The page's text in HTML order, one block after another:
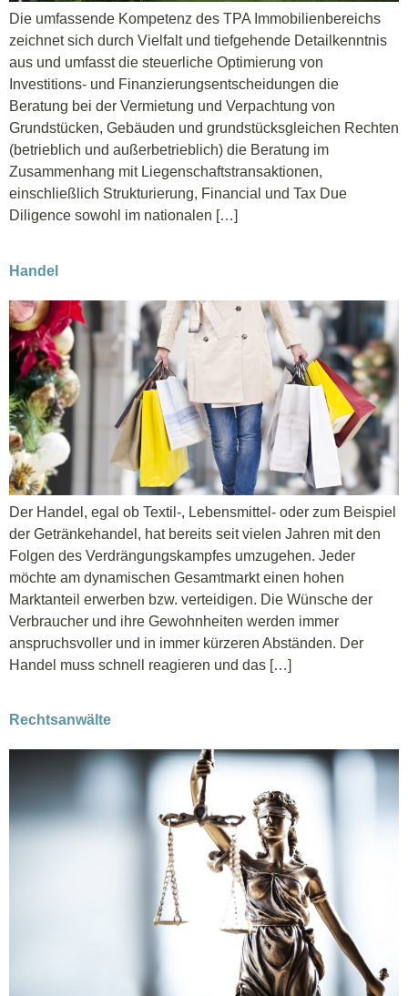
Die umfassende Kompetenz des TPA Immobilienbereichs
zeichnet sich durch Vielfalt und tiefgehende Detailkenntnis
aus und umfasst die steuerliche Optimierung von
Investitions- und Finanzierungsentscheidungen die
Beratung bei der Vermietung und Verpachtung von
Grundstücken, Gebäuden und grundstücksgleichen Rechten
(betrieblich und außerbetrieblich) die Beratung im
Zusammenhang mit Liegenschaftstransaktionen,
einschließlich Strukturierung, Financial und Tax Due
Diligence sowohl im nationalen […]
Handel
Der Handel, egal ob Textil-, Lebensmittel- oder zum Beispiel
der Getränkehandel, hat bereits seit vielen Jahren mit den
Folgen des Verdrängungskampfes umzugehen. Jeder
möchte am dynamischen Gesamtmarkt einen hohen
Marktanteil erwerben bzw. verteidigen. Die Wünsche der
Verbraucher und ihre Gewohnheiten werden immer
anspruchsvoller und in immer kürzeren Abständen. Der
Handel muss schnell reagieren und das […]
Rechtsanwälte